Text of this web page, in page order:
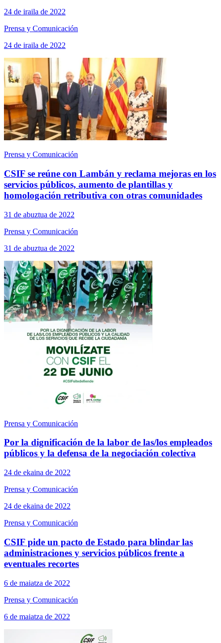
24 de iraila de 2022
Prensa y Comunicación
24 de iraila de 2022
Prensa y Comunicación
CSIF se reúne con Lambán y reclama mejoras en los
servicios públicos, aumento de plantillas y
homologación retributiva con otras comunidades
31 de abuztua de 2022
Prensa y Comunicación
31 de abuztua de 2022
Prensa y Comunicación
Por la dignificación de la labor de las/los empleados
públicos y la defensa de la negociación colectiva
24 de ekaina de 2022
Prensa y Comunicación
24 de ekaina de 2022
Prensa y Comunicación
CSIF pide un pacto de Estado para blindar las
administraciones y servicios públicos frente a
eventuales recortes
6 de maiatza de 2022
Prensa y Comunicación
6 de maiatza de 2022